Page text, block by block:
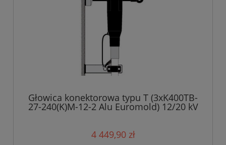
Głowica konektorowa typu T (3xK400TB-
27-240(K)M-12-2 Alu Euromold) 12/20 kV
4 449,90 zł